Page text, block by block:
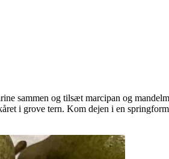
sammen og tilsæt marcipan og
i grove tern. Kom dejen i en